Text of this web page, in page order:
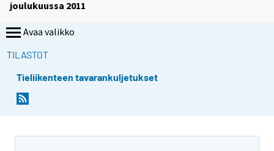
joulukuussa 2011
Avaa valikko
TILASTOT
Tieliikenteen tavarankuljetukset